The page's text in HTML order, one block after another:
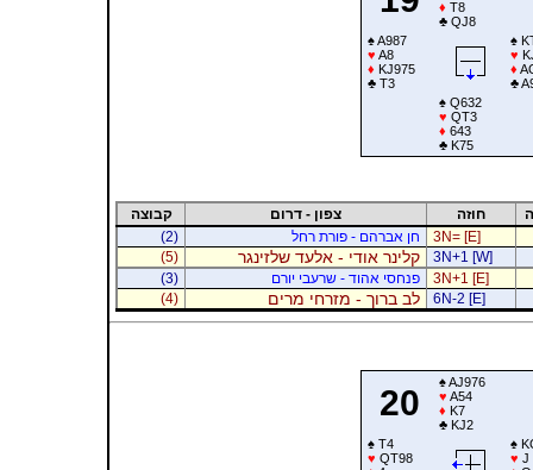
♦ T8
♣QJ8
♠A987
♥ A8
♦ KJ975
♣T3
♠
♥
♦
♣
♠Q632
♥ QT3
♦ 643
♣K75
חוזה צפון - דרום
קבוצה
3N= [E]
חן אברהם - פורת רחל
(2)
3N+1 [W]
קלינר אודי - אלעד שלזינגר
(5)
3N+1 [E]
פנחסי אהוד - שרעבי יורם
(3)
6N-2 [E]
לב ברוך - מזרחי מרים (4)
20
♠AJ976
♥ A54
♦ K7
♣KJ2
♠T4
♥ QT98
♠
♥ J